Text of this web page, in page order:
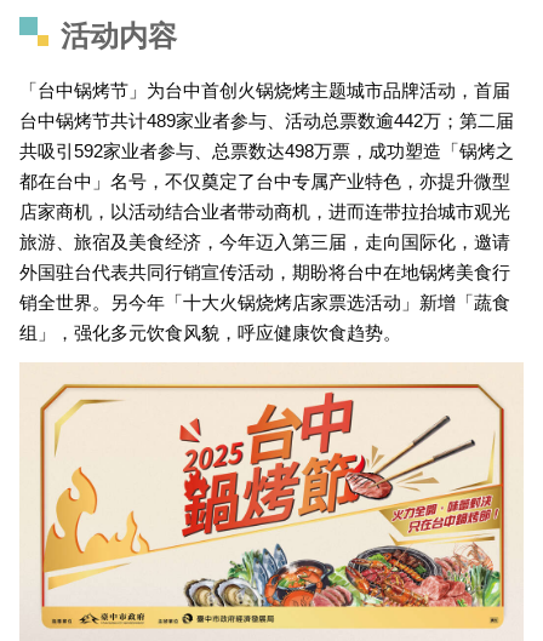
活动内容
「台中锅烤节」为台中首创火锅烧烤主题城市品牌活动，首届
台中锅烤节共计489家业者参与、活动总票数逾442万；第二届
共吸引592家业者参与、总票数达498万票，成功塑造「锅烤之
都在台中」名号，不仅奠定了台中专属产业特色，亦提升微型
店家商机，以活动结合业者带动商机，进而连带拉抬城市观光
旅游、旅宿及美食经济，今年迈入第三届，走向国际化，邀请
外国驻台代表共同行销宣传活动，期盼将台中在地锅烤美食行
销全世界。另今年「十大火锅烧烤店家票选活动」新增「蔬食
组」，强化多元饮食风貌，呼应健康饮食趋势。